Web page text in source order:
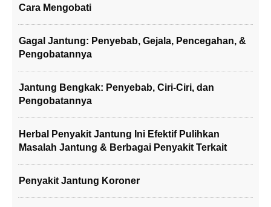
Cara Mengobati
Gagal Jantung: Penyebab, Gejala, Pencegahan, &
Pengobatannya
Jantung Bengkak: Penyebab, Ciri-Ciri, dan
Pengobatannya
Herbal Penyakit Jantung Ini Efektif Pulihkan
Masalah Jantung & Berbagai Penyakit Terkait
Penyakit Jantung Koroner